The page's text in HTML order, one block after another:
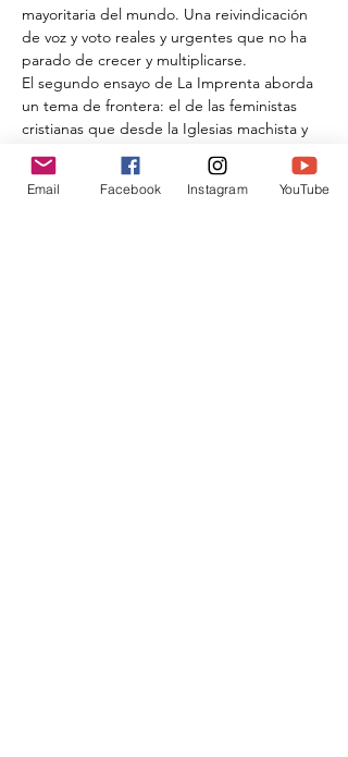
mayoritaria del mundo. Una reivindicación
de voz y voto reales y urgentes que no ha
parado de crecer y multiplicarse.
El segundo ensayo de La Imprenta aborda
un tema de frontera: el de las feministas
cristianas que desde la Iglesias machista y
patriarcal son vistas con recelo por
feministas y desde los movimientos
progresistas tampoco son especialmente
Email Facebook Instagram YouTube